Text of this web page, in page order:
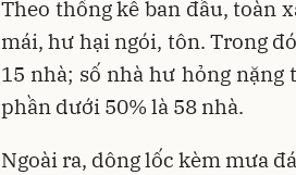
Theo thống kê ban đầu, toàn
mái, hư hại ngói, tôn. Trong
15 nhà; số nhà hư hỏng nặng
phần dưới 50% là 58 nhà.
Ngoài ra, dông lốc kèm mưa